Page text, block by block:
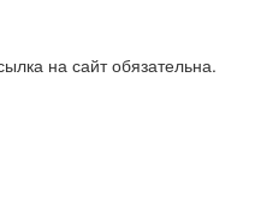
на сайт обязательна.